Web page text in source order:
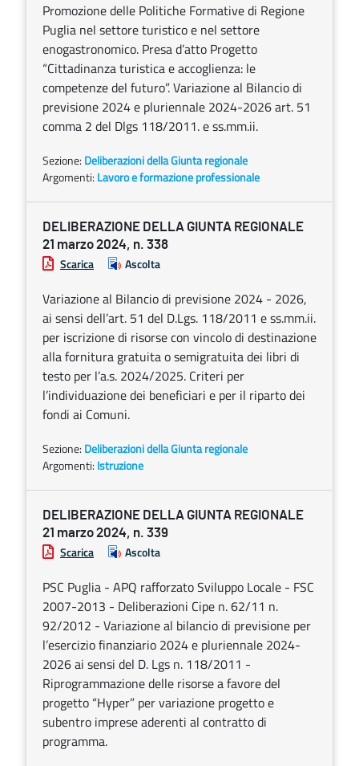
Promozione delle Politiche Formative di Regione
Puglia nel settore turistico e nel settore
enogastronomico. Presa d’atto Progetto
“Cittadinanza turistica e accoglienza: le
competenze del futuro”. Variazione al Bilancio di
previsione 2024 e pluriennale 2024-2026 art. 51
comma 2 del Dlgs 118/2011. e ss.mm.ii.
Sezione: Deliberazioni della Giunta regionale
Argomenti: Lavoro e formazione professionale
DELIBERAZIONE DELLA GIUNTA REGIONALE
21 marzo 2024, n. 338
Scarica Ascolta
Variazione al Bilancio di previsione 2024 - 2026,
ai sensi dell’art. 51 del D.Lgs. 118/2011 e ss.mm.ii.
per iscrizione di risorse con vincolo di destinazione
alla fornitura gratuita o semigratuita dei libri di
testo per l’a.s. 2024/2025. Criteri per
l’individuazione dei beneficiari e per il riparto dei
fondi ai Comuni.
Sezione: Deliberazioni della Giunta regionale
Argomenti: Istruzione
DELIBERAZIONE DELLA GIUNTA REGIONALE
21 marzo 2024, n. 339
Scarica Ascolta
PSC Puglia - APQ rafforzato Sviluppo Locale - FSC
2007-2013 - Deliberazioni Cipe n. 62/11 n.
92/2012 - Variazione al bilancio di previsione per
l’esercizio finanziario 2024 e pluriennale 2024-
2026 ai sensi del D. Lgs n. 118/2011 -
Riprogrammazione delle risorse a favore del
progetto “Hyper” per variazione progetto e
subentro imprese aderenti al contratto di
programma.